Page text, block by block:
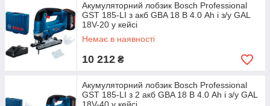
Акумуляторний лобзик Bosch Professional
GST 185-LI з акб GBA 18 В 4.0 Ah і з/у GAL
18V-20 у кейсі
Немає в наявності
10 212 ₴
Акумуляторний лобзик Bosch Professional
GST 185-LI з 2 акб GBA 18 В 4.0 Ah і з/у GAL